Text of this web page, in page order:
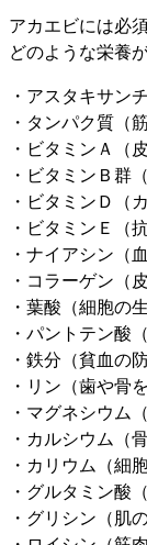
アカエビには必
どのような栄養
・アスタキサン
・タンパク質（
・ビタミンＡ（
・ビタミンＢ群
・ビタミンＤ（
・ビタミンＥ（
・ナイアシン（
・コラーゲン（
・葉酸（細胞の
・パントテン酸
・鉄分（貧血の防
・リン（歯や骨
・マグネシウム
・カルシウム（
・カリウム（細
・グルタミン酸
・グリシン（肌